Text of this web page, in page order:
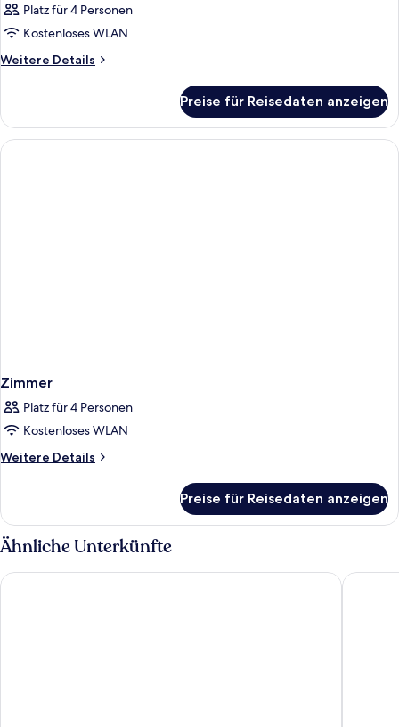
Platz für 4 Personen
Kostenloses WLAN
Weitere Details
Weitere
Preise für Reisedaten anzeigen
Zimmer
Platz für 4 Personen
Kostenloses WLAN
Weitere Details
Weitere
Preise für Reisedaten anzeigen
Ähnliche Unterkünfte
Rikli Balance Hotel - Sava Hotels & Resorts Hotel